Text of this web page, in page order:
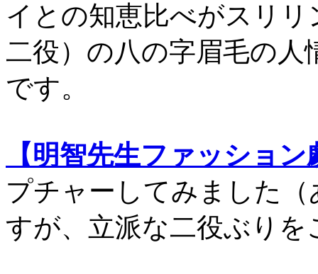
イとの知恵比べがスリ
二役）の八の字眉毛の
です。
【明智先生ファッション
プチャーしてみました
すが、立派な二役ぶりを